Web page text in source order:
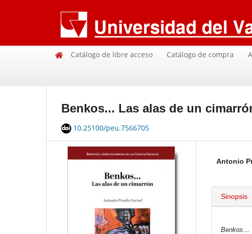
Catálogo de libre acceso Catálogo de compra
Benkos... Las alas de un
10.25100/peu.7566705
Antonio
Sinopsis
Benkos…